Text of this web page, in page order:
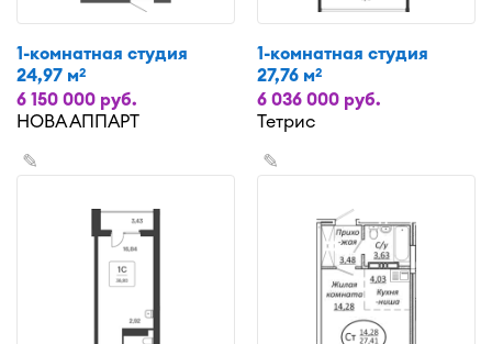
1-комнатная студия
24,97 м2
6 150 000 руб.
НОВА АППАРТ
1-комнатная студия
27,76 м2
6 036 000 руб.
Тетрис
✎ ✎